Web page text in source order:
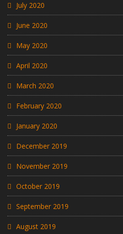
July 2020
June 2020
May 2020
April 2020
March 2020
February 2020
January 2020
December 2019
November 2019
October 2019
September 2019
August 2019